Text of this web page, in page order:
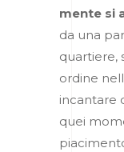
mente si
da una
quartiere,
ordine
incantare
quei